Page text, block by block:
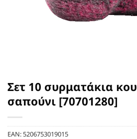
Σετ 10 συρματάκια
σαπούνι [70701280]
EAN:5206753019015